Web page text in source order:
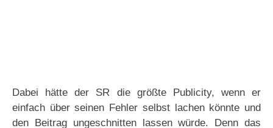
Dabei hätte der SR die größte Publicity, wenn er
einfach über seinen Fehler selbst lachen könnte und
den Beitrag ungeschnitten lassen würde. Denn das